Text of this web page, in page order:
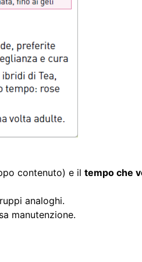
contenuto) e il tempo che
analoghi.
manutenzione.